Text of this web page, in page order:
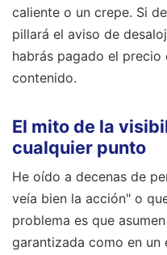
caliente o un crepe. Si
pillará el aviso de
habrás pagado el
contenido.
El mito de la
cualquier punto
He oído a decenas de
veía bien la acción" o
problema es que
garantizada como en un